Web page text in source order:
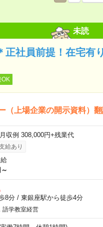
未読
正社員前提！在宅有
（上場企業の開示資料）
収例 308,000円+残業代
給あり
8分/ 東銀座駅から徒歩4分
語学教室経営